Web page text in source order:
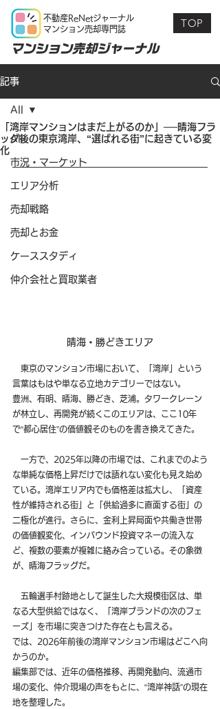
不動産ReNetジャーナル
マンション売却専門誌
マンション売却ジャーナル
TOP
記事
All
市況・マーケット
エリア分析
売却戦略
売却とお金
ケーススタディ
仲介会社と買取業者
All
「湾岸マンションはまだ上がるのか」──晴海フラ
ッグ後の東京湾岸、“選ばれる街”に起きている変
化
晴海・勝どきエリア
東京のマンション市場において、「湾岸」という
言葉はもはや単なる立地カテゴリーではない。
豊洲、有明、晴海、勝どき、芝浦。タワークレーン
が林立し、再開発が続くこのエリアは、ここ10年
で“都心居住”の価値観そのものを書き換えてきた。
一方で、2025年以降の市場では、これまでのよう
な単純な価格上昇だけでは語れない変化も見え始め
ている。湾岸エリア内でも価格差は拡大し、「資産
性が維持される街」と「供給過多に直面する街」の
二極化が進行。さらに、金利上昇局面や共働き世帯
の価値観変化、インバウンド投資マネーの流入な
ど、複数の要素が複雑に絡み合っている。その象徴
が、晴海フラッグだ。
五輪選手村跡地として誕生した大規模街区は、単
なる大型供給ではなく、「湾岸ブランドの次のフェ
ーズ」を市場に突きつけた存在とも言える。
では、2026年前後の湾岸マンション市場はどこへ向
かうのか。
編集部では、近年の価格推移、再開発動向、流通市
場の変化、仲介現場の声をもとに、“湾岸神話”の現在
地を整理した。